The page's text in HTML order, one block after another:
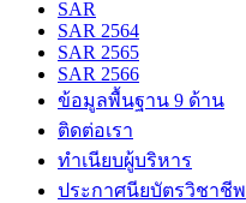
SAR
SAR 2564
SAR 2565
SAR 2566
ข้อมูลพื้นฐาน 9 ด้าน
ติดต่อเรา
ทำเนียบผู้บริหาร
ประกาศนียบัตรวิชาชีพ